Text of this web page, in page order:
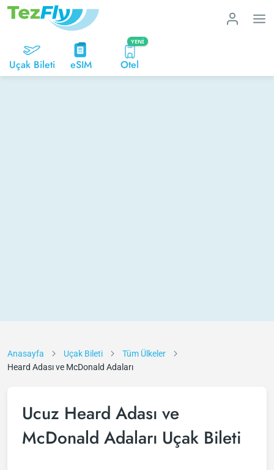
Uçak Bileti eSIM
YENI
Otel
Anasayfa Uçak Bileti
Tüm Ülkeler
Heard Adası ve McDonald Adaları
Ucuz Heard Adası ve
McDonald Adaları Uçak Bileti